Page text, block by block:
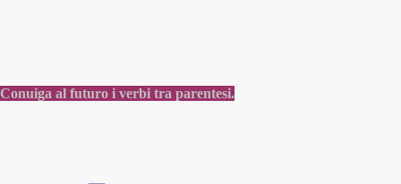
Conuiga al futuro i verbi tra parentesi.